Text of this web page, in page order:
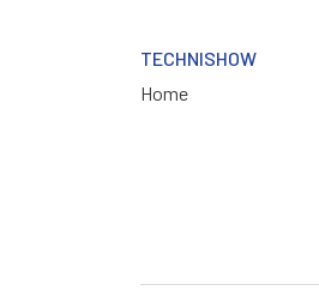
TECHNISHOW
Home